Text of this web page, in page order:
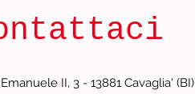
II, 3 - 13881 Cavaglia' (BI)